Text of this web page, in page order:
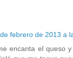
febrero de 2013 a
encanta el queso